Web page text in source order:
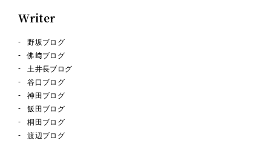
Writer
野坂ブログ
佛﨑ブログ
土井長ブログ
谷口ブログ
神田ブログ
飯田ブログ
桐田ブログ
渡辺ブログ